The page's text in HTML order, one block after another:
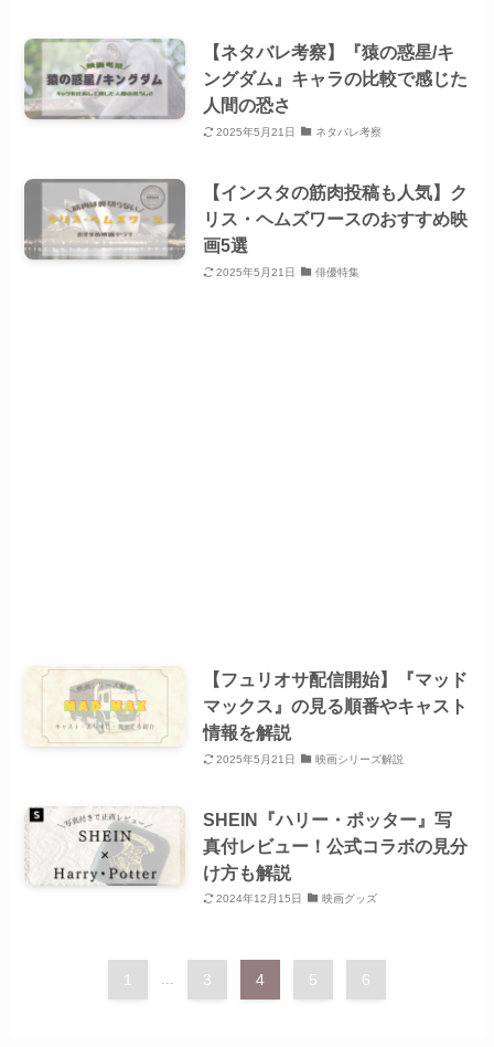
【ネタバレ考察】『猿の惑星/キ
ングダム』キャラの比較で感じた
人間の恐さ
2025年5月21日 ネタバレ考察
【インスタの筋肉投稿も人気】ク
リス・ヘムズワースのおすすめ映
画5選
2025年5月21日 俳優特集
【フュリオサ配信開始】『マッド
マックス』の見る順番やキャスト
情報を解説
2025年5月21日 映画シリーズ解説
SHEIN『ハリー・ポッター』写
真付レビュー！公式コラボの見分
け方も解説
2024年12月15日 映画グッズ
1 ... 3 4 5 6